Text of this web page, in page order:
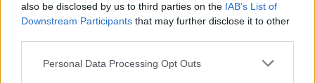
also be disclosed by us to third parties on the IAB’s List of
Downstream Participants that may further disclose it to other
Please note that this website/app uses one or more Google
Personal Data Processing Opt Outs